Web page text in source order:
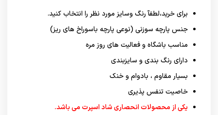
برای خرید،لطفآ رنگ وسایز مورد نظر را انتخاب کنید.
جنس پارچه سوزنی (نوعی پارچه باسوراخ های ریز)
مناسب باشگاه و فعالیت های روز مره
دارای رنگ بندی و سایزبندی
بسیار مقاوم ، بادوام و خنک
خاصیت تنفس پذیری
یکی از محصولات انحصاری شاد اسپرت می باشد.